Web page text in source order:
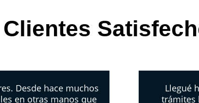
Desde hace muchos
en otras manos que
Llegué
trámites